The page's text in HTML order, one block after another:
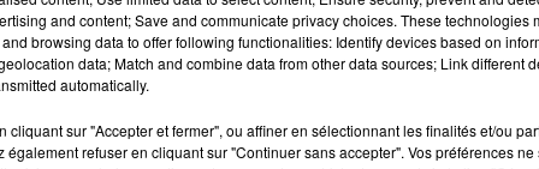
Méditerranée et de ses partenaires pour l'emploi.
.
and content; Save and communicate privacy choices. These technologies
browsing data to offer following functionalities: Identify devices based on
data; Match and combine data from other data sources; Link different
automatically.
cliquant sur "Accepter et fermer", ou affiner en sélectionnant les finalités et/ou
également refuser en cliquant sur "Continuer sans accepter". Vos préférences